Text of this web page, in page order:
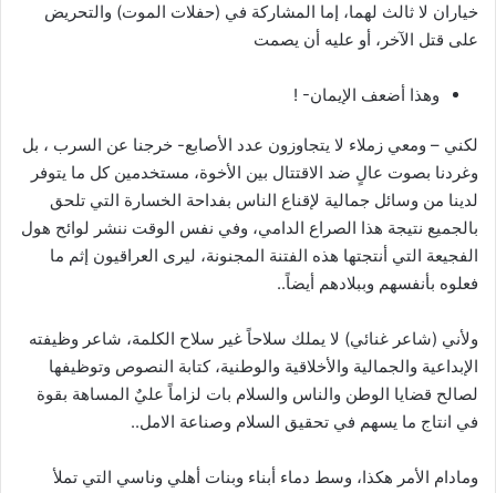
خياران لا ثالث لهما، إما المشاركة في (حفلات الموت) والتحريض
على قتل الآخر، أو عليه أن يصمت
وهذا أضعف الإيمان- !
لكني – ومعي زملاء لا يتجاوزون عدد الأصابع- خرجنا عن السرب ، بل
وغردنا بصوت عالٍ ضد الاقتتال بين الأخوة، مستخدمين كل ما يتوفر
لدينا من وسائل جمالية لإقناع الناس بفداحة الخسارة التي تلحق
بالجميع نتيجة هذا الصراع الدامي، وفي نفس الوقت ننشر لوائح هول
الفجيعة التي أنتجتها هذه الفتنة المجنونة، ليرى العراقيون إثم ما
فعلوه بأنفسهم وببلادهم أيضاً..
ولأني (شاعر غنائي) لا يملك سلاحاً غير سلاح الكلمة، شاعر وظيفته
الإبداعية والجمالية والأخلاقية والوطنية، كتابة النصوص وتوظيفها
لصالح قضايا الوطن والناس والسلام بات لزاماً عليٌ المساهة بقوة
في انتاج ما يسهم في تحقيق السلام وصناعة الامل..
ومادام الأمر هكذا، وسط دماء أبناء وبنات أهلي وناسي التي تملأ